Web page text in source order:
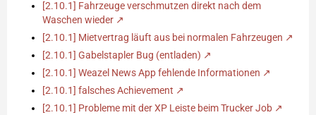
[2.10.1] Fahrzeuge verschmutzen direkt nach dem
Waschen wieder
[2.10.1] Mietvertrag läuft aus bei normalen Fahrzeugen
[2.10.1] Gabelstapler Bug (entladen)
[2.10.1] Weazel News App fehlende Informationen
[2.10.1] falsches Achievement
[2.10.1] Probleme mit der XP Leiste beim Trucker Job